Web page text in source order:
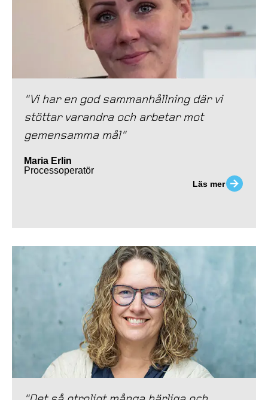
"Vi har en god sammanhållning där vi
stöttar varandra och arbetar mot
gemensamma mål"
Maria Erlin
Processoperatör
Läs mer